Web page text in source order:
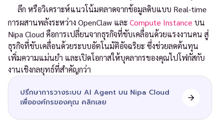
ลึก หรือวิเคราะห์แนวโน้มตลาดจากข้อมูลดิบแบบ Real-time
การผสานพลังระหว่าง OpenClaw และ Compute Instance บน
Nipa Cloud คือการเปลี่ยนจากธุรกิจที่ขับเคลื่อนด้วยแรงงานคน สู่
ธุรกิจที่ขับเคลื่อนด้วยระบบอัตโนมัติอัจฉริยะ ซึ่งช่วยลดต้นทุน
เพิ่มความแม่นยำ และเปิดโอกาสให้บุคลากรของคุณไปโฟกัสกับ
งานเชิงกลยุทธ์ที่สำคัญกว่า
ปรึกษาการวางระบบ AI Agent บน Nipa Cloud
เพื่อองค์กรของคุณ คลิกเลย